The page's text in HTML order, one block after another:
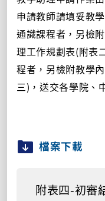
申請教師請填妥教
通識課程者，另檢
理工作規劃表(附表
程者，另檢附教學
三)，送交各學院、
檔案下載
附表四-初審